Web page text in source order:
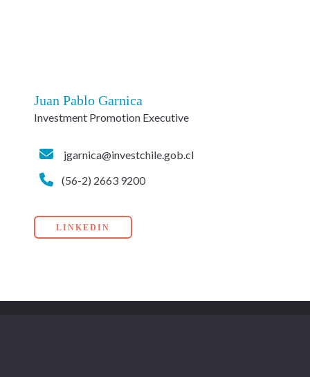
Juan Pablo Garnica
Investment Promotion Executive
jgarnica@investchile.gob.cl
(56-2) 2663 9200
LINKEDIN